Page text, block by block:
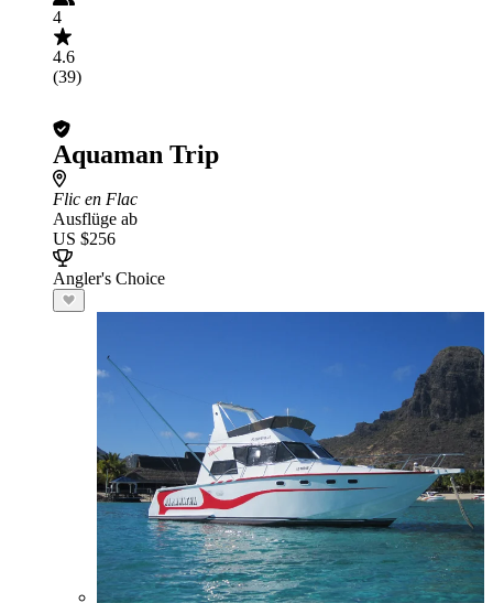
4
4.6
(39)
Aquaman Trip
Flic en Flac
Ausflüge ab
US $256
Angler's Choice